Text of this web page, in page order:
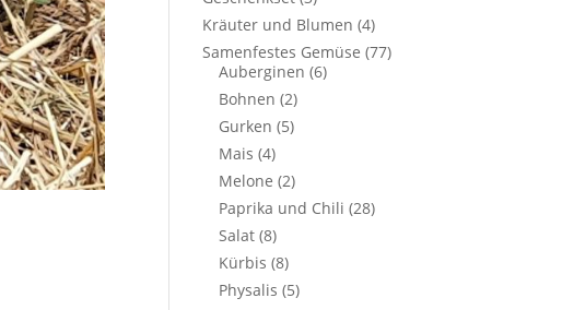
Kräuter und Blumen (4)
Samenfestes Gemüse (77)
Auberginen (6)
Bohnen (2)
Gurken (5)
Mais (4)
Melone (2)
Paprika und Chili (28)
Salat (8)
Kürbis (8)
Physalis (5)